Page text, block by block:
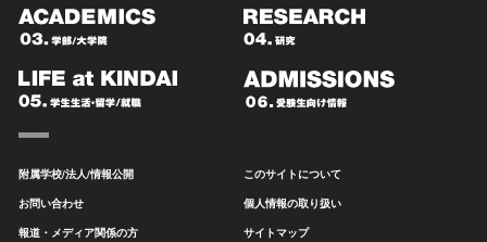
附属学校/法人/情報公開
お問い合わせ
報道・メディア関係の方
このサイトについて
個人情報の取り扱い
サイトマップ